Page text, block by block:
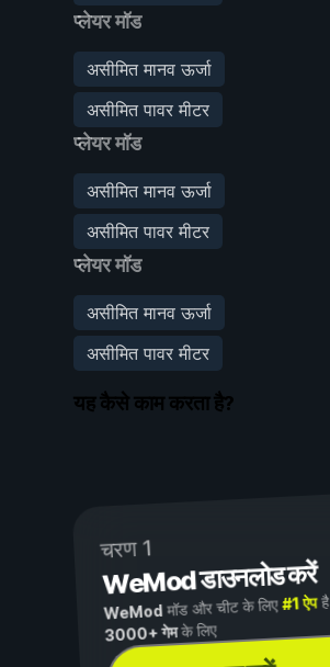
प्लेयर मॉड
असीमित मानव ऊर्जा
असीमित पावर मीटर
प्लेयर मॉड
असीमित मानव ऊर्जा
असीमित पावर मीटर
प्लेयर मॉड
असीमित मानव ऊर्जा
असीमित पावर मीटर
यह कैसे काम करता है?
चरण 1
WeMod डाउनलोड करें
WeMod मॉड और चीट के लिए#1 ऐपहै
3000+ गेमके लिए